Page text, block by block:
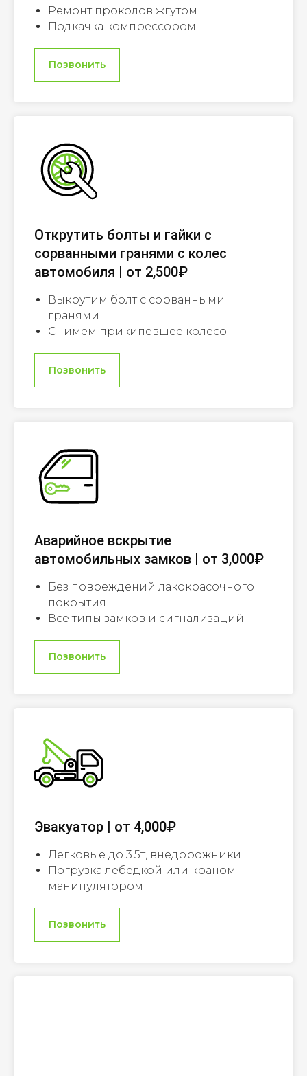
Ремонт проколов жгутом
Подкачка компрессором
Позвонить
Открутить болты и гайки с
сорванными гранями с колес
автомобиля | от 2,500₽
Выкрутим болт с сорванными
гранями
Снимем прикипевшее колесо
Позвонить
Аварийное вскрытие
автомобильных замков | от 3,000₽
Без повреждений лакокрасочного
покрытия
Все типы замков и сигнализаций
Позвонить
Эвакуатор | от 4,000₽
Легковые до 3.5т, внедорожники
Погрузка лебедкой или краном-
манипулятором
Позвонить